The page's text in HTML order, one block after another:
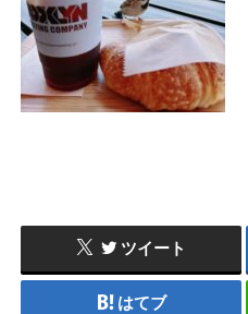
ツイート
はてブ